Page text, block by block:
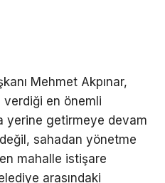
Mehmet Akpınar,
verdiği en önemli
yerine getirmeye devam
sahadan yönetme
mahalle istişare
arasındaki